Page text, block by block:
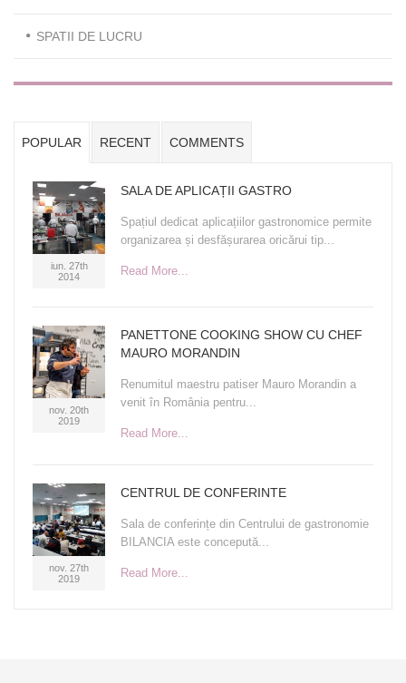
SPATII DE LUCRU
POPULAR RECENT COMMENTS
iun. 27th
2014
SALA DE APLICAȚII GASTRO
Spațiul dedicat aplicațiilor gastronomice permite
organizarea și desfășurarea oricărui tip...
Read More...
nov. 20th
2019
PANETTONE COOKING SHOW CU CHEF
MAURO MORANDIN
Renumitul maestru patiser Mauro Morandin a
venit în România pentru...
Read More...
nov. 27th
2019
CENTRUL DE CONFERINTE
Sala de conferințe din Centrului de gastronomie
BILANCIA este concepută...
Read More...